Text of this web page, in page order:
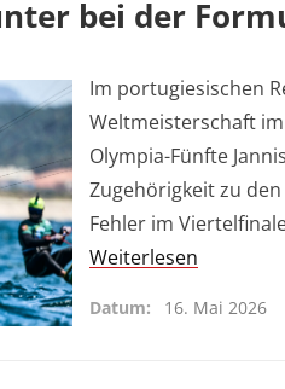
bei der
Im portugiesischen
Weltmeisterschaft
Olympia-Fünfte
Zugehörigkeit zu
Fehler im
Weiterlesen
Datum 16. Mai 2026